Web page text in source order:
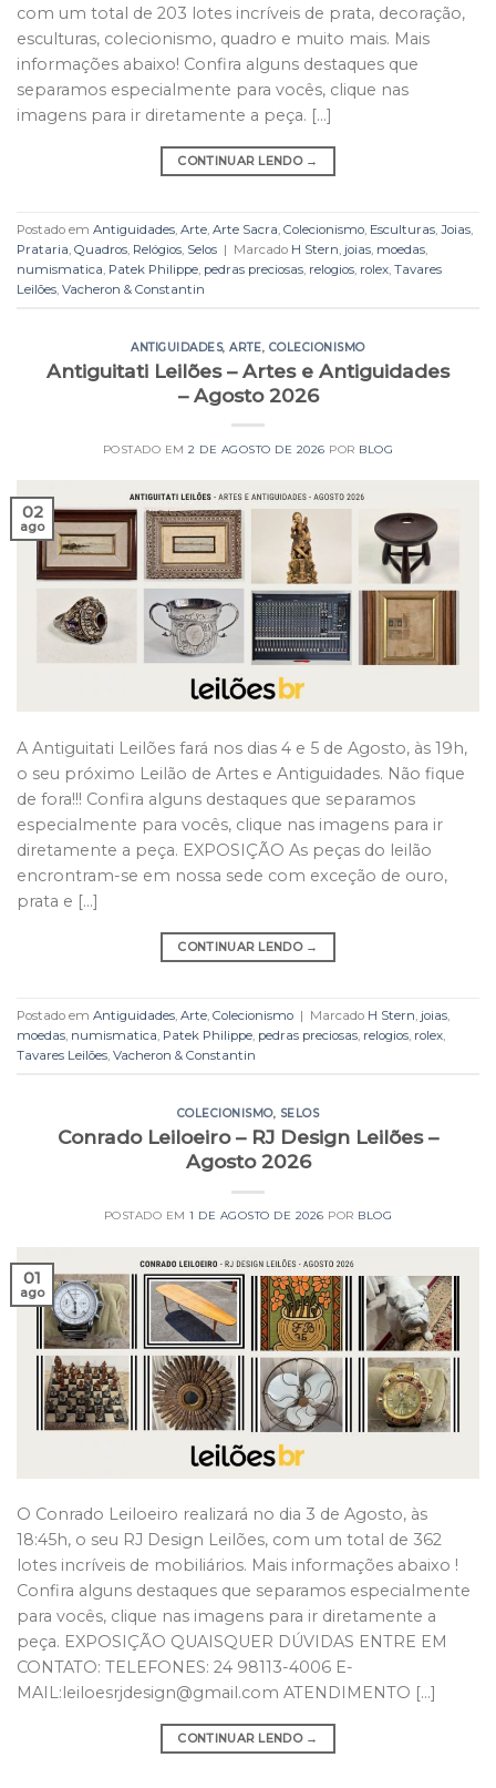
com um total de 203 lotes incríveis de prata, decoração,
esculturas, colecionismo, quadro e muito mais. Mais
informações abaixo! Confira alguns destaques que
separamos especialmente para vocês, clique nas
imagens para ir diretamente a peça. […]
CONTINUAR LENDO →
Postado em Antiguidades, Arte, Arte Sacra, Colecionismo, Esculturas, Joias,
Prataria, Quadros, Relógios, Selos | Marcado H Stern, joias, moedas,
numismatica, Patek Philippe, pedras preciosas, relogios, rolex, Tavares
Leilões, Vacheron & Constantin
ANTIGUIDADES,ARTE, COLECIONISMO
Antiguitati Leilões – Artes e Antiguidades
– Agosto 2026
POSTADO EM2 DE AGOSTO DE 2026 POR BLOG
02
ago
A Antiguitati Leilões fará nos dias 4 e 5 de Agosto, às 19h,
o seu próximo Leilão de Artes e Antiguidades. Não fique
de fora!!! Confira alguns destaques que separamos
especialmente para vocês, clique nas imagens para ir
diretamente a peça. EXPOSIÇÃO As peças do leilão
encrontram-se em nossa sede com exceção de ouro,
prata e […]
CONTINUAR LENDO →
Postado em Antiguidades, Arte, Colecionismo | Marcado H Stern, joias,
moedas, numismatica, Patek Philippe, pedras preciosas, relogios, rolex,
Tavares Leilões, Vacheron & Constantin
COLECIONISMO, SELOS
Conrado Leiloeiro – RJ Design Leilões –
Agosto 2026
POSTADO EM1 DE AGOSTO DE 2026 POR BLOG
01
ago
O Conrado Leiloeiro realizará no dia 3 de Agosto, às
18:45h, o seu RJ Design Leilões, com um total de 362
lotes incríveis de mobiliários. Mais informações abaixo !
Confira alguns destaques que separamos especialmente
para vocês, clique nas imagens para ir diretamente a
peça. EXPOSIÇÃO QUAISQUER DÚVIDAS ENTRE EM
CONTATO: TELEFONES: 24 98113-4006 E-
MAIL:leiloesrjdesign@gmail.com ATENDIMENTO […]
CONTINUAR LENDO →